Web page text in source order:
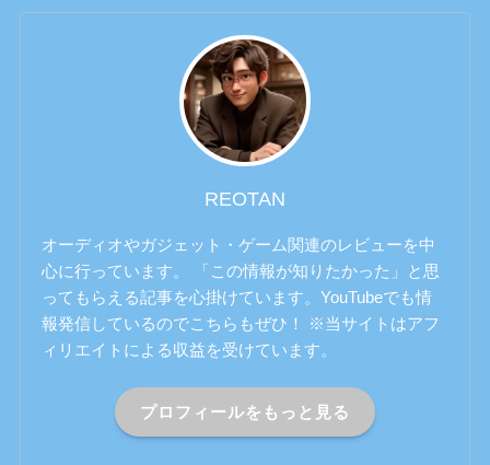
REOTAN
オーディオやガジェット・ゲーム関連のレビューを中
心に行っています。 「この情報が知りたかった」と思
ってもらえる記事を心掛けています。YouTubeでも情
報発信しているのでこちらもぜひ！ ※当サイトはアフ
ィリエイトによる収益を受けています。
プロフィールをもっと見る